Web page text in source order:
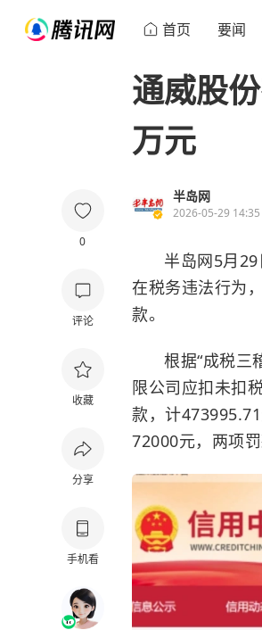
首页 要闻
0
评论
收藏
分享
手机看
通威股
万元
半岛网
2026-05-29 14:35
半岛网5月
在税务违法行为
款。
根据“成税三
限公司应扣未扣
款，计
72000元，两项